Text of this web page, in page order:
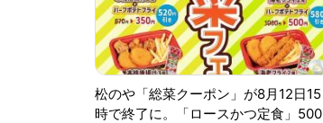
松のや「総菜クーポン」が8月12日15
時で終了に。「ロースかつ定食」500